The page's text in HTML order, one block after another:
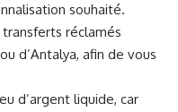
souhaité.
réclamés
d’Antalya, afin de vous
d’argent liquide, car